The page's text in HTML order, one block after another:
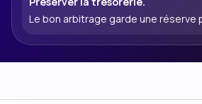
Le bon arbitrage garde une réserve